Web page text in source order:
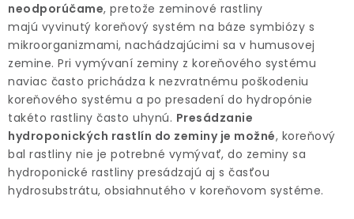
PRÍSLUŠENSTVO
KVETINÁČE
KVETINÁČE A OBALY NA RASTLINY
ZNAČKY
Obchodné podmienky
neodporúčame, pretože zeminové rastliny
majú vyvinutý koreňový systém na báze symbiózy s
mikroorganizmami, nachádzajúcimi sa v humusovej
zemine. Pri vymývaní zeminy z koreňového systému
naviac často prichádza k nezvratnému poškodeniu
koreňového systému a po presadení do hydropónie
takéto rastliny často uhynú. Presádzanie
hydroponických rastlín do zeminy je možné, koreňový
bal rastliny nie je potrebné vymývať, do zeminy sa
hydroponické rastliny presádzajú aj s časťou
hydrosubstrátu, obsiahnutého v koreňovom systéme.